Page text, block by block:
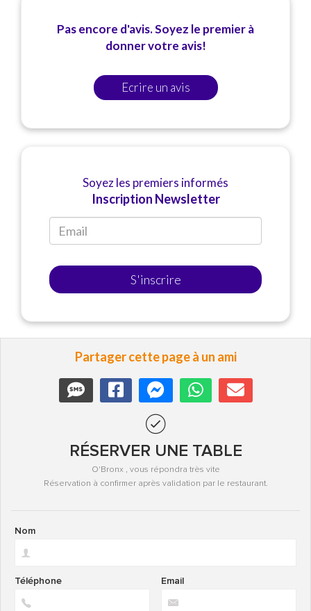
Pas encore d'avis. Soyez le premier à
donner votre avis!
Ecrire un avis
Soyez les premiers informés
Inscription Newsletter
S'inscrire
Partager cette page à un ami
RÉSERVER UNE TABLE
O'Bronx , vous répondra très vite
Réservation à confirmer après validation par le restaurant.
Nom
Email
Téléphone